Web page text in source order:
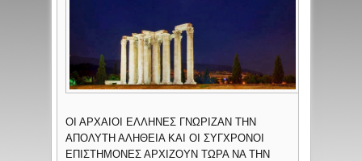
ΟΙ ΑΡΧΑΙΟΙ ΕΛΛΗΝΕΣ ΓΝΩΡΙΖΑΝ ΤΗΝ
ΑΠΟΛΥΤΗ ΑΛΗΘΕΙΑ ΚΑΙ ΟΙ ΣΥΓΧΡΟΝΟΙ
ΕΠΙΣΤΗΜΟΝΕΣ ΑΡΧΙΖΟΥΝ ΤΩΡΑ ΝΑ ΤΗΝ